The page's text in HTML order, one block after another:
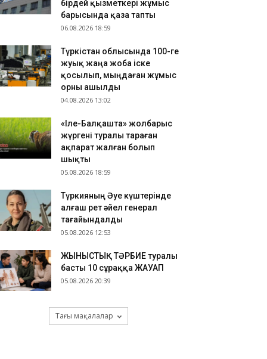
Нұралхан Көшеров тұрғынды жеке
мәселесін шешу жолын түсіндірді
ұлттық құрамасының бұрынғы
қайтыс болды
17:32
Отырар ауданына келуші туристер
бірдей қызметкері жұмыс
барысында қаза тапты
06.08.2026 18:59
Түркістан облысында 100-ге
жуық жаңа жоба іске
қосылып, мыңдаған жұмыс
орны ашылды
04.08.2026 13:02
«Іле-Балқашта» жолбарыс
жүргені туралы тараған
ақпарат жалған болып
шықты
05.08.2026 18:59
Түркияның Әуе күштерінде
алғаш рет әйел генерал
тағайындалды
05.08.2026 12:53
ЖЫНЫСТЫҚ ТӘРБИЕ туралы
басты 10 сұраққа ЖАУАП
05.08.2026 20:39
Тағы мақалалар